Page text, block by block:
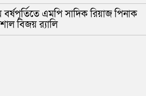
এমপি সাদিক রিয়াজ পিনাক
বিজয় র‍্যালি